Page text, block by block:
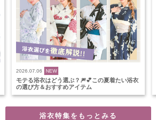
2026.07.06 NEW
モテる浴衣はどう選ぶ？🎆💕この夏着たい浴衣
の選び方＆おすすめアイテム
浴衣特集をもっとみる